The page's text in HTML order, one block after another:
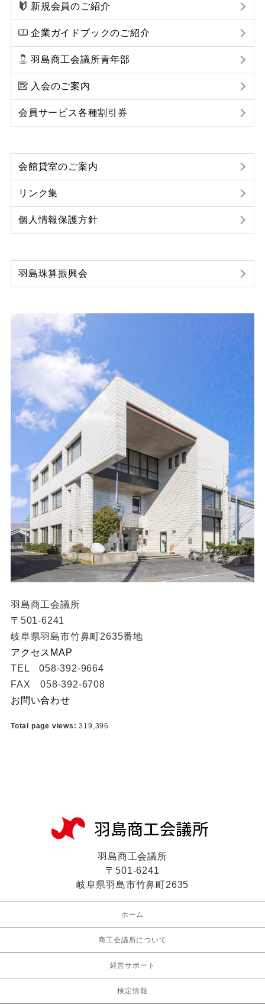
新規会員のご紹介
企業ガイドブックのご紹介
羽島商工会議所青年部
入会のご案内
会員サービス各種割引券
会館貸室のご案内
リンク集
個人情報保護方針
羽島珠算振興会
羽島商工会議所
〒501-6241
岐阜県羽島市竹鼻町2635番地
アクセスMAP
TEL 058-392-9664
FAX 058-392-6708
お問い合わせ
Total page views:319,396
羽島商工会議所
〒501-6241
岐阜県羽島市竹鼻町2635
ホーム
商工会議所について
経営サポート
検定情報